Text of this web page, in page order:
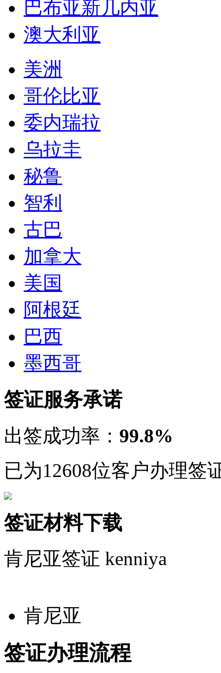
巴布亚新几内亚
澳大利亚
美洲
哥伦比亚
委内瑞拉
乌拉圭
秘鲁
智利
古巴
加拿大
美国
阿根廷
巴西
墨西哥
签证服务承诺
出签成功率： 99.8%
已为12608位客户办理签
签证材料下载
肯尼亚签证 kenniya
肯尼亚
签证办理流程